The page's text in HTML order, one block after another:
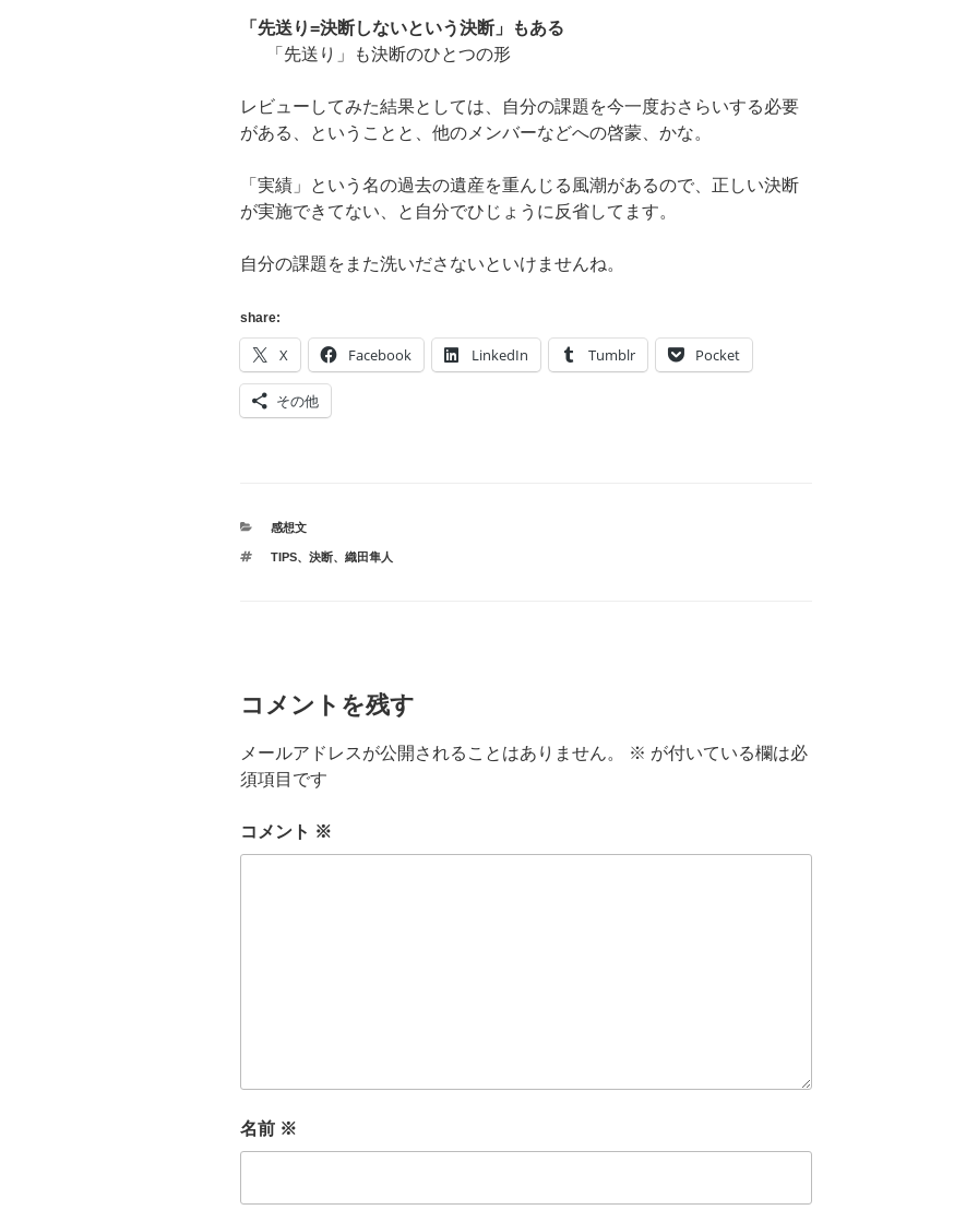
「先送り=決断しないという決断」もある
「先送り」も決断のひとつの形
レビューしてみた結果としては、自分の課題を今一度おさらいする必要
がある、ということと、他のメンバーなどへの啓蒙、かな。
「実績」という名の過去の遺産を重んじる風潮があるので、正しい決断
が実施できてない、と自分でひじょうに反省してます。
自分の課題をまた洗いださないといけませんね。
share:
X Facebook LinkedIn Tumblr Pocket
その他
カ
ゴ
感想文
タ
TIPS、 決断、 織田隼人
コメントを残す
メールアドレスが公開されることはありません。 ※ が付いている欄は必
須項目です
コメント ※
名前 ※